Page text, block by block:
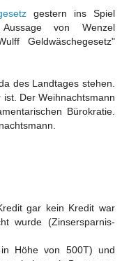
gestern ins Spiel
von Wenzel
Geldwäschegesetz"
des Landtages stehen.
Der Weihnachtsmann
Bürokratie.
gar kein Kredit war
wurde (Zinsersparnis-
Höhe von 500T) und